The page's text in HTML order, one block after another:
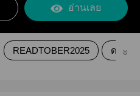
อ่านเลย
READTOBER2025 ดรามา